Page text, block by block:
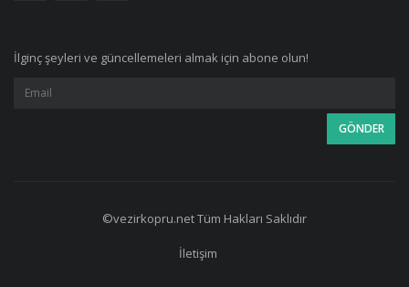
İlginç şeyleri ve güncellemeleri almak için abone olun!
©vezirkopru.net Tüm Hakları Saklıdır
İletişim